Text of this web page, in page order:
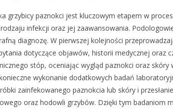
grzybicy paznokci jest kluczowym etapem w
infekcji oraz jej zaawansowania.
diagnozę. W pierwszej kolejności
dotyczące objawów, historii medycznej oraz
stóp, oceniając wygląd paznokci oraz skóry
wykonanie dodatkowych badań
zainfekowanego paznokcia lub skóry i
oraz hodowli grzybów. Dzięki tym badaniom